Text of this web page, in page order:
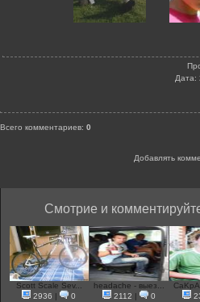
Дата:
Всего комментариев: 0
Добавлять
Смотрие и
Scott Scale Sev...
2936
0
headache - выез...
2112
0